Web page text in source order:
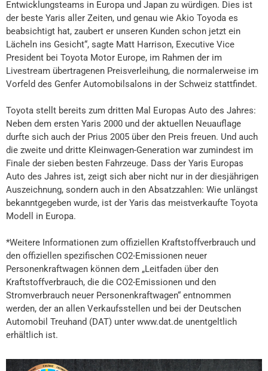
Entwicklungsteams in Europa und Japan zu würdigen. Dies ist
der beste Yaris aller Zeiten, und genau wie Akio Toyoda es
beabsichtigt hat, zaubert er unseren Kunden schon jetzt ein
Lächeln ins Gesicht“, sagte Matt Harrison, Executive Vice
President bei Toyota Motor Europe, im Rahmen der im
Livestream übertragenen Preisverleihung, die normalerweise im
Vorfeld des Genfer Automobilsalons in der Schweiz stattfindet.
Toyota stellt bereits zum dritten Mal Europas Auto des Jahres:
Neben dem ersten Yaris 2000 und der aktuellen Neuauflage
durfte sich auch der Prius 2005 über den Preis freuen. Und auch
die zweite und dritte Kleinwagen-Generation war zumindest im
Finale der sieben besten Fahrzeuge. Dass der Yaris Europas
Auto des Jahres ist, zeigt sich aber nicht nur in der diesjährigen
Auszeichnung, sondern auch in den Absatzzahlen: Wie unlängst
bekanntgegeben wurde, ist der Yaris das meistverkaufte Toyota
Modell in Europa.
*Weitere Informationen zum offiziellen Kraftstoffverbrauch und
den offiziellen spezifischen CO2-Emissionen neuer
Personenkraftwagen können dem „Leitfaden über den
Kraftstoffverbrauch, die die CO2-Emissionen und den
Stromverbrauch neuer Personenkraftwagen“ entnommen
werden, der an allen Verkaufsstellen und bei der Deutschen
Automobil Treuhand (DAT) unter www.dat.de unentgeltlich
erhältlich ist.